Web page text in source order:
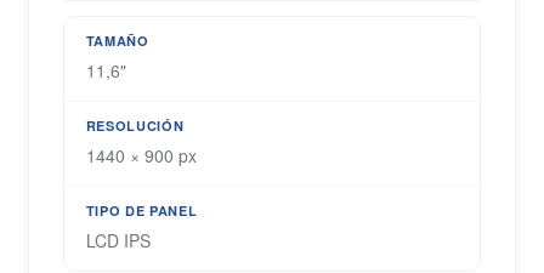
TAMAÑO
11,6"
RESOLUCIÓN
1440 × 900 px
TIPO DE PANEL
LCD IPS